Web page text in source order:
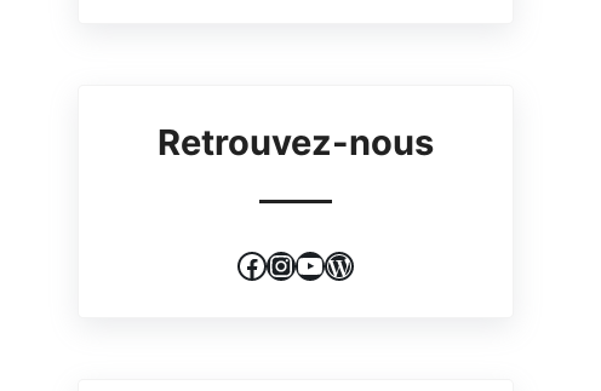
Retrouvez-nous
Facebook
Instagram
YouTube
WordPress